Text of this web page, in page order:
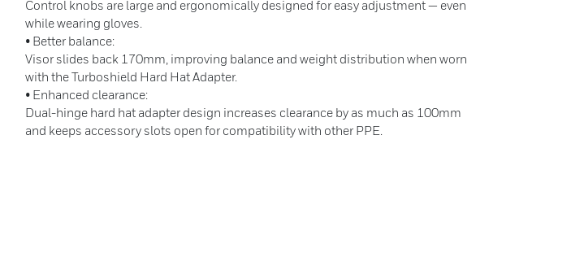
Control knobs are large and ergonomically designed for easy adjustment — even
while wearing gloves.
• Better balance:
Visor slides back 170mm, improving balance and weight distribution when worn
with the Turboshield Hard Hat Adapter.
• Enhanced clearance:
Dual-hinge hard hat adapter design increases clearance by as much as 100mm
and keeps accessory slots open for compatibility with other PPE.